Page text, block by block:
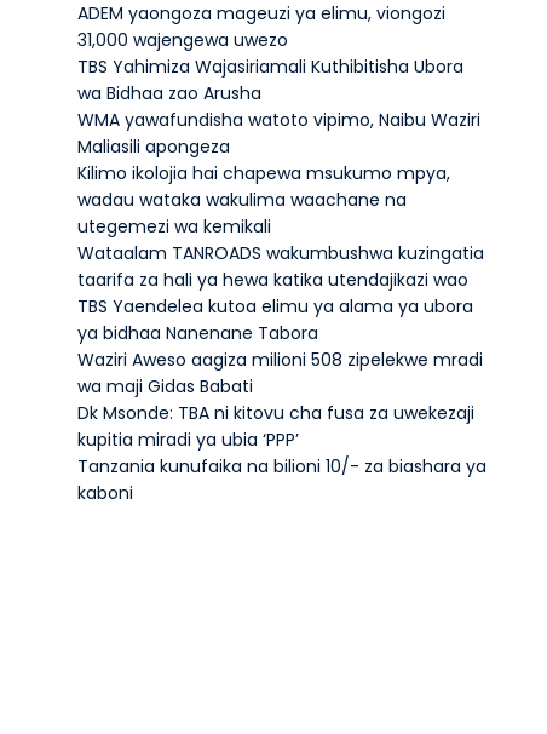
ADEM yaongoza mageuzi ya elimu, viongozi
31,000 wajengewa uwezo
TBS Yahimiza Wajasiriamali Kuthibitisha Ubora
wa Bidhaa zao Arusha
WMA yawafundisha watoto vipimo, Naibu Waziri
Maliasili apongeza
Kilimo ikolojia hai chapewa msukumo mpya,
wadau wataka wakulima waachane na
utegemezi wa kemikali
Wataalam TANROADS wakumbushwa kuzingatia
taarifa za hali ya hewa katika utendajikazi wao
TBS Yaendelea kutoa elimu ya alama ya ubora
ya bidhaa Nanenane Tabora
Waziri Aweso aagiza milioni 508 zipelekwe mradi
wa maji Gidas Babati
Dk Msonde: TBA ni kitovu cha fusa za uwekezaji
kupitia miradi ya ubia ‘PPP’
Tanzania kunufaika na bilioni 10/- za biashara ya
kaboni